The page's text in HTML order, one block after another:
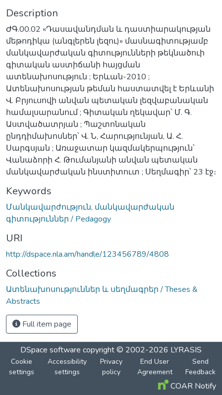
Description
ԺԳ.00.02 «Դասավանդման և դաստիարակության
մեթոդիկա (անգլերեն լեզու)» մասնագիտությամբ
մանկավարժական գիտությունների թեկնածուի
գիտական աստիճանի հայցման
ատենախոսություն ; Երևան-2010 ;
Ատենախոսության թեման հաստատվել է Երևանի
Վ. Բրյուսովի անվան պետական լեզվաբանական
համալսարանում ; Գիտական ղեկավար՝ Մ. Գ.
Աստվածատրյան ; Պաշտոնական
ընդդիմախոսներ՝ Վ. Ն, Հարությունյան, Ա. Հ.
Սարգսյան ; Առաջատար կազմակերպություն՝
Վանաձորի Հ. Թումանյանի անվան պետական
մանկավարժական ինստիտուտ ; Սեղմագիր՝ 23 էջ։
Keywords
Մանկավարժություն, մանկավարժական
գիտություններ / Pedagogy
URI
http://dspace.nla.am/handle/123456789/4808
Collections
Ատենախոսություններ և սեղմագրեր / Theses &
Abstracts
Full item page
DSpace software copyright © 2002-2026 LYRASIS
Cookie
settings
Accessibility
settings
Privacy
policy
End User
Agreement
Send
Feedback
COAR Notify